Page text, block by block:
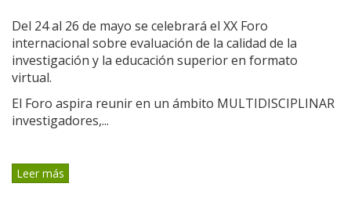
Del 24 al 26 de mayo se celebrará el XX Foro
internacional sobre evaluación de la calidad de la
investigación y la educación superior en formato
virtual.
El Foro aspira reunir en un ámbito MULTIDISCIPLINAR
investigadores,...
Leer más